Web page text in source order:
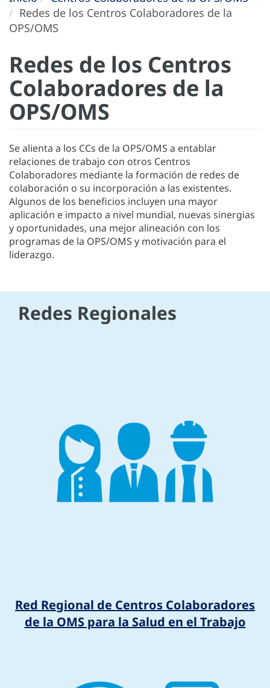
Redes de los Centros Colaboradores de la
OPS/OMS
Redes de los Centros
Colaboradores de la
OPS/OMS
Se alienta a los CCs de la OPS/OMS a entablar
relaciones de trabajo con otros Centros
Colaboradores mediante la formación de redes de
colaboración o su incorporación a las existentes.
Algunos de los beneficios incluyen una mayor
aplicación e impacto a nivel mundial, nuevas sinergias
y oportunidades, una mejor alineación con los
programas de la OPS/OMS y motivación para el
liderazgo.
Redes Regionales
Red Regional de Centros Colaboradores
de la OMS para la Salud en el Trabajo